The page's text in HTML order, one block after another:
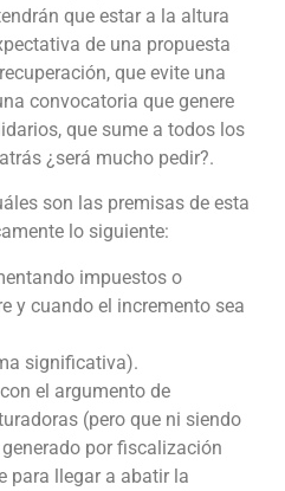
que estar a la altura
de una propuesta
que evite una
convocatoria que genere
que sume a todos los
¿será mucho pedir?.
son las premisas de esta
lo siguiente:
impuestos o
y cuando el incremento sea
significativa).
el argumento de
(pero que ni siendo
por fiscalización
para llegar a abatir la